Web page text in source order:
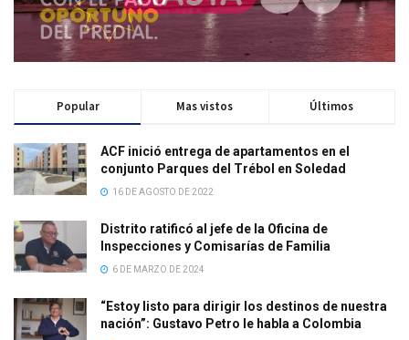
Popular Mas vistos Últimos
ACF inició entrega de apartamentos en el
conjunto Parques del Trébol en Soledad
16 DE AGOSTO DE 2022
Distrito ratificó al jefe de la Oficina de
Inspecciones y Comisarías de Familia
6 DE MARZO DE 2024
“Estoy listo para dirigir los destinos de nuestra
nación”: Gustavo Petro le habla a Colombia